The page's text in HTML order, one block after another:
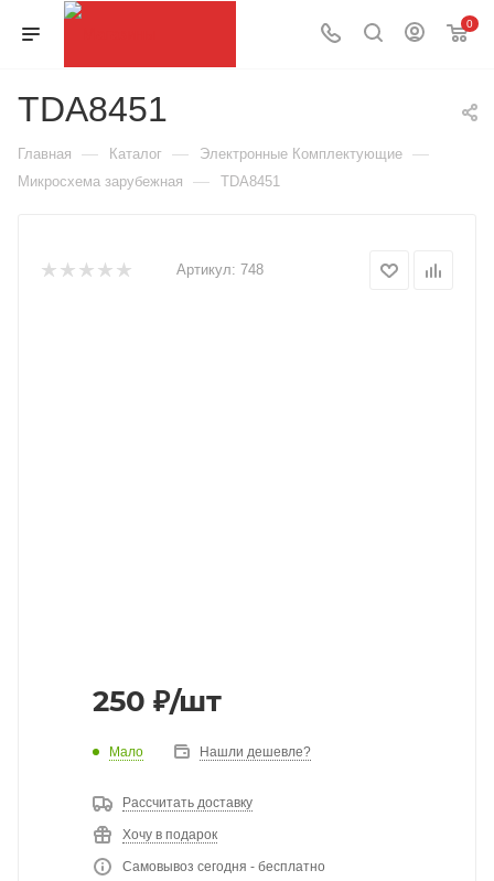
0
TDA8451
Главная — Каталог — Электронные Комплектующие —
Микросхема зарубежная — TDA8451
Артикул: 748
250 ₽/шт
Мало Нашли дешевле?
Рассчитать доставку
Хочу в подарок
Самовывоз сегодня - бесплатно